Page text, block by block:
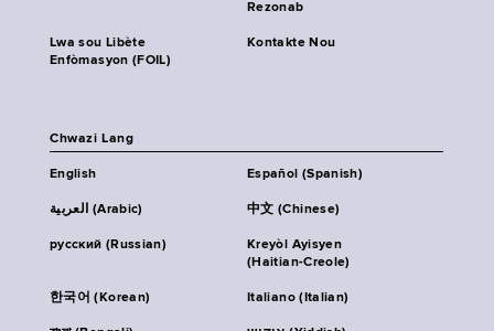
Rezonab
Lwa sou Libète
Enfòmasyon (FOIL)
Kontakte Nou
Chwazi Lang
English Español (Spanish)
العربية (Arabic) 中文 (Chinese)
русский (Russian)
Kreyòl Ayisyen
(Haitian-Creole)
한국어 (Korean) Italiano (Italian)